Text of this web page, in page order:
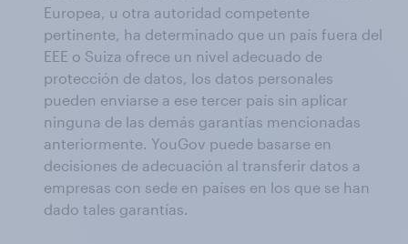
Europea, u otra autoridad competente
pertinente, ha determinado que un país fuera del
EEE o Suiza ofrece un nivel adecuado de
protección de datos, los datos personales
pueden enviarse a ese tercer país sin aplicar
ninguna de las demás garantías mencionadas
anteriormente. YouGov puede basarse en
decisiones de adecuación al transferir datos a
empresas con sede en países en los que se han
dado tales garantías.